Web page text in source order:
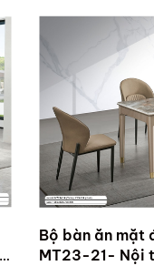
Bộ bàn ăn mặt
MT23-21- Nội